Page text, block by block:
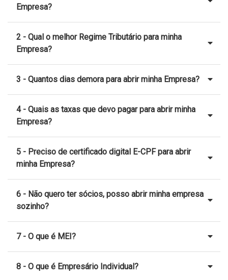
Empresa?
2 - Qual o melhor Regime Tributário para minha
Empresa?
3 - Quantos dias demora para abrir minha Empresa?
4 - Quais as taxas que devo pagar para abrir minha
Empresa?
5 - Preciso de certificado digital E-CPF para abrir
minha Empresa?
6 - Não quero ter sócios, posso abrir minha empresa
sozinho?
7 - O que é MEI?
8 - O que é Empresário Individual?